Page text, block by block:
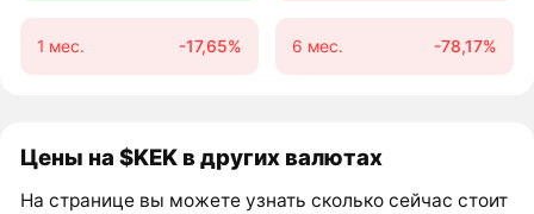
1 мес. -17,65% 6 мес. -78,17%
Цены на $KEK в других валютах
На странице вы можете узнать сколько сейчас стоит